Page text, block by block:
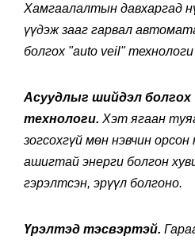
Хамгаалалтын давхаргад
үүдэж зааг гарвал
болгох "auto veil"
Асуудлыг шийдэл болгох
технологи. Хэт ягаан
зогсохгүй мөн нэвчин
ашигтай энерги болгон
гэрэлтсэн, эрүүл болгоно.
Үрэлтэд тэсвэртэй.